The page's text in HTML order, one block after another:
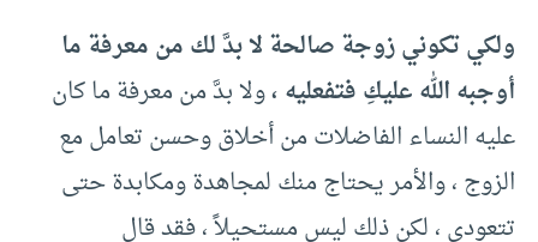
ولكي تكوني زوجة صالحة لا بدَّ لك من معرفة ما
أوجبه الله عليكِ فتفعليه ،ولا بدَّ من معرفة ما كان
عليه النساء الفاضلات من أخلاق وحسن تعامل مع
الزوج ، والأمر يحتاج منك لمجاهدة ومكابدة حتى
تتعودي ، لكن ذلك ليس مستحيلاً ، فقد قال